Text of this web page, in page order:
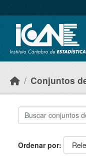
Conjuntos
Ordenar por